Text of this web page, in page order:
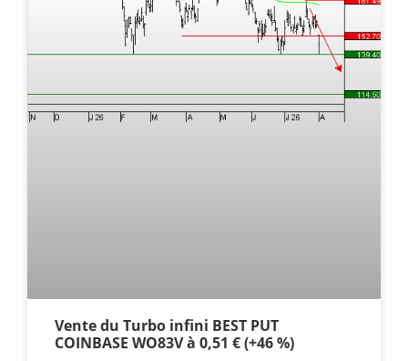
Vente du Turbo infini BEST PUT
COINBASE WO83V à 0,51 € (+46 %)